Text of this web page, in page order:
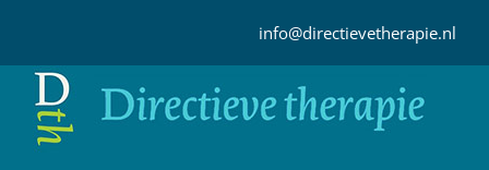
inhoud
info@directievetherapie.nl